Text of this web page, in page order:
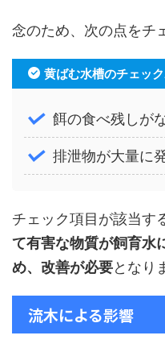
念のため、次の点をチ
黄ばむ水槽のチェッ
餌の食べ残しが
排泄物が大量に
チェック項目が該当す
て有害な物質が飼育水
め、改善が必要となり
流木による影響